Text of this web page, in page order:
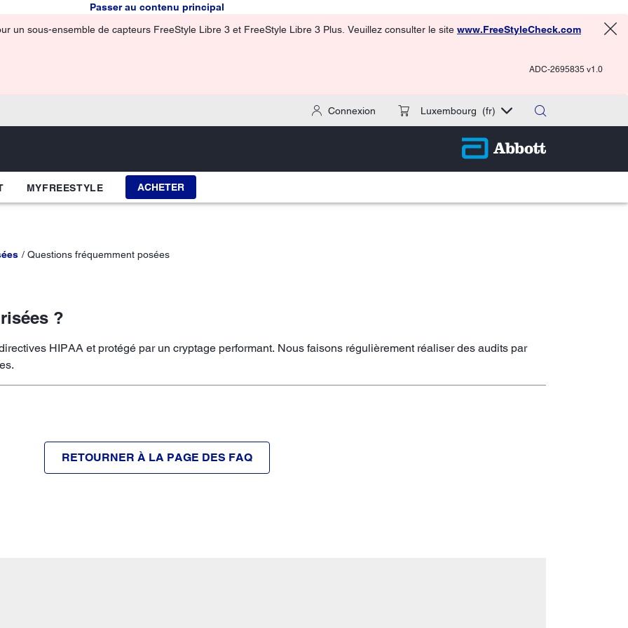
Passer au contenu principal
un sous-ensemble de capteurs FreeStyle Libre 3 et FreeStyle Libre 3 Plus. Veuillez consulter le site www.FreeStyleCheck.com
ADC-2695835 v1.0
Connexion Luxembourg (fr)
MYFREESTYLE ACHETER
Questions fréquemment posées
?
HIPAA et protégé par un cryptage performant. Nous faisons régulièrement réaliser des audits par
RETOURNER À LA PAGE DES FAQ